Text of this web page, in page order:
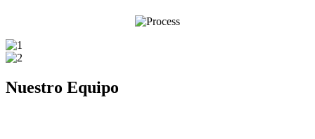
Nuestro Equipo